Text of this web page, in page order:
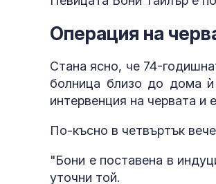
Операция на
Стана ясно, че 74-
болница близо до дома ѝ
интервенция на червата и
По-късно в четвъртък
"Бони е поставена в
уточни той.